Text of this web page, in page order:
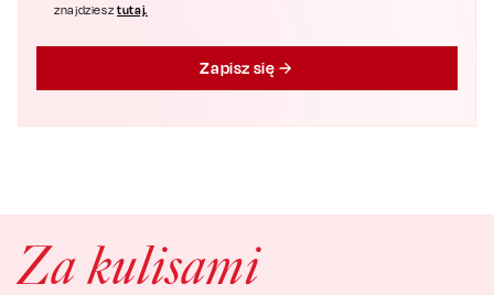
znajdziesztutaj.
Zapisz się
Za kulisami